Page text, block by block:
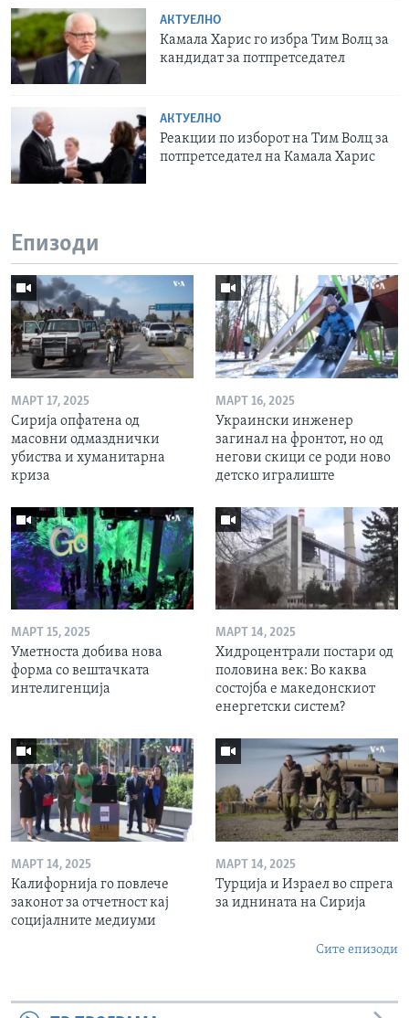
АКТУЕЛНО
Камала Харис го избра Тим Волц за
кандидат за потпретседател
АКТУЕЛНО
Реакции по изборот на Тим Волц за
потпретседател на Камала Харис
Епизоди
МАРТ 17, 2025
Сирија опфатена од
масовни одмазднички
убиства и хуманитарна
криза
МАРТ 16, 2025
Украински инженер
загинал на фронтот, но од
негови скици се роди ново
детско игралиште
МАРТ 15, 2025
Уметноста добива нова
форма со вештачката
интелигенција
МАРТ 14, 2025
Хидроцентрали постари од
половина век: Во каква
состојба е македонскиот
енергетски систем?
МАРТ 14, 2025
Калифорнија го повлече
законот за отчетност кај
социјалните медиуми
МАРТ 14, 2025
Турција и Израел во спрега
за иднината на Сирија
Сите епизоди